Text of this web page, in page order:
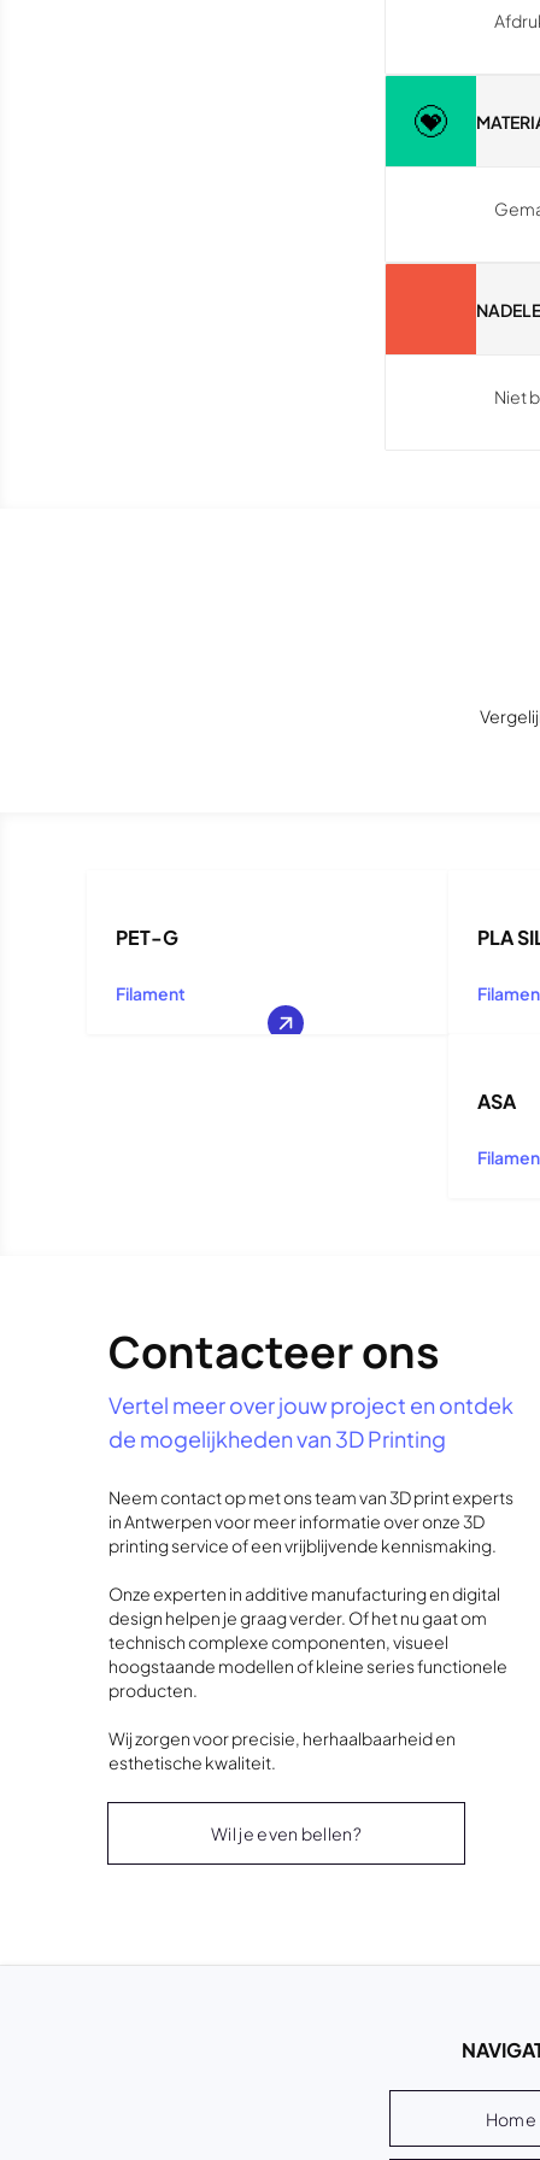
Niet
PET-G
Filament
PLA
ASA
Contacteer ons
Vertel meer over jouw project en ontdek
de mogelijkheden van 3D Printing
Neem contact op met ons team van 3D print experts
in Antwerpen voor meer informatie over onze 3D
printing service of een vrijblijvende kennismaking.
Onze experten in additive manufacturing en digital
design helpen je graag verder. Of het nu gaat om
technisch complexe componenten, visueel
hoogstaande modellen of kleine series functionele
producten.
Wij zorgen voor precisie, herhaalbaarheid en
esthetische kwaliteit.
Wil je even bellen?
Home